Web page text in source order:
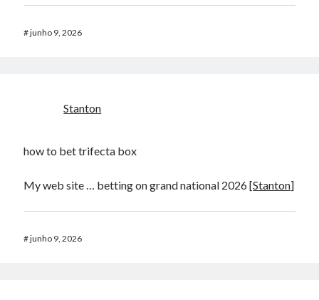
#junho 9, 2026
Stanton
how to bet trifecta box​
My web site … betting on grand national 2026​ [Stanton]
#junho 9, 2026